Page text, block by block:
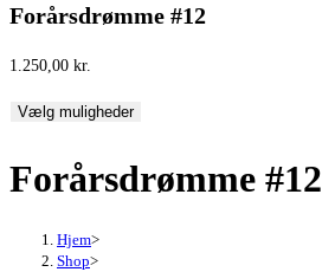
Forårsdrømme #12
1.250,00 kr.
Vælg muligheder
Forårsdrømme #12
Hjem>
Shop>